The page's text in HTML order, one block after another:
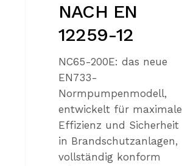
NACH EN
12259-12
NC65-200E: das neue
EN733-
Normpumpenmodell,
entwickelt für maximale
Effizienz und Sicherheit
in Brandschutzanlagen,
vollständig konform